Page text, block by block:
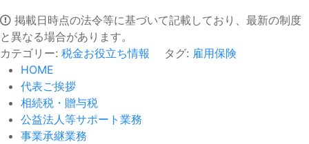
掲載日時点の法令等に基づいて記載しており、最新の制度
と異なる場合があります。
カテゴリー: 税金お役立ち情報 タグ: 雇用保険
HOME
代表ご挨拶
相続税・贈与税
公益法人等サポート業務
事業承継業務